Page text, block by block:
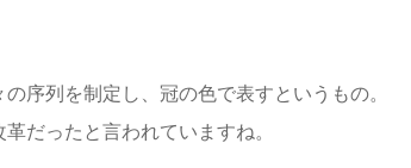
序列を制定し、冠の色で表すというもの。
だったと言われていますね。